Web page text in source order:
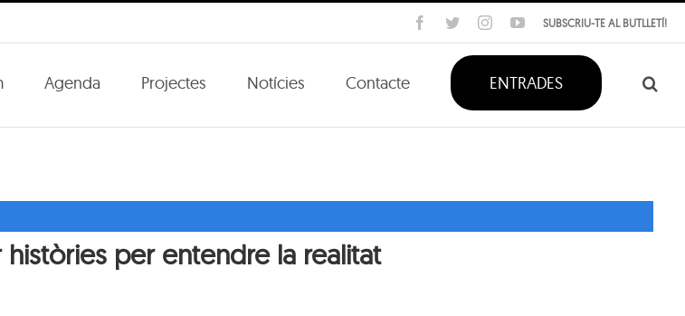
SUBSCRIU-TE AL BUTLLETÍ!
Facebook
TwitterInstagramYouTube
Agenda Projectes Notícies Contacte ENTRADES
per entendre la realitat